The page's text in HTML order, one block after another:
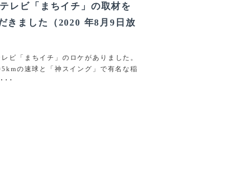
レビ「まちイチ」の取材を
きました（2020 年8月9日放
ビ「まちイチ」のロケがありました。
の速球と「神スイング」で有名な稲
･･